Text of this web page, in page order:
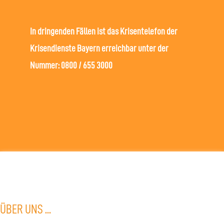
In dringenden Fällen ist das Krisentelefon der
Krisendienste Bayern erreichbar unter der
Nummer: 0800 / 655 3000
ÜBER UNS ...